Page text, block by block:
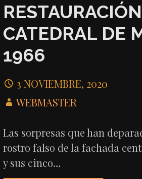
CATEDRAL DE
1966
3 NOVIEMBRE, 2020
WEBMASTER
Las sorpresas que han
rostro falso de la fachada
y sus cinco…